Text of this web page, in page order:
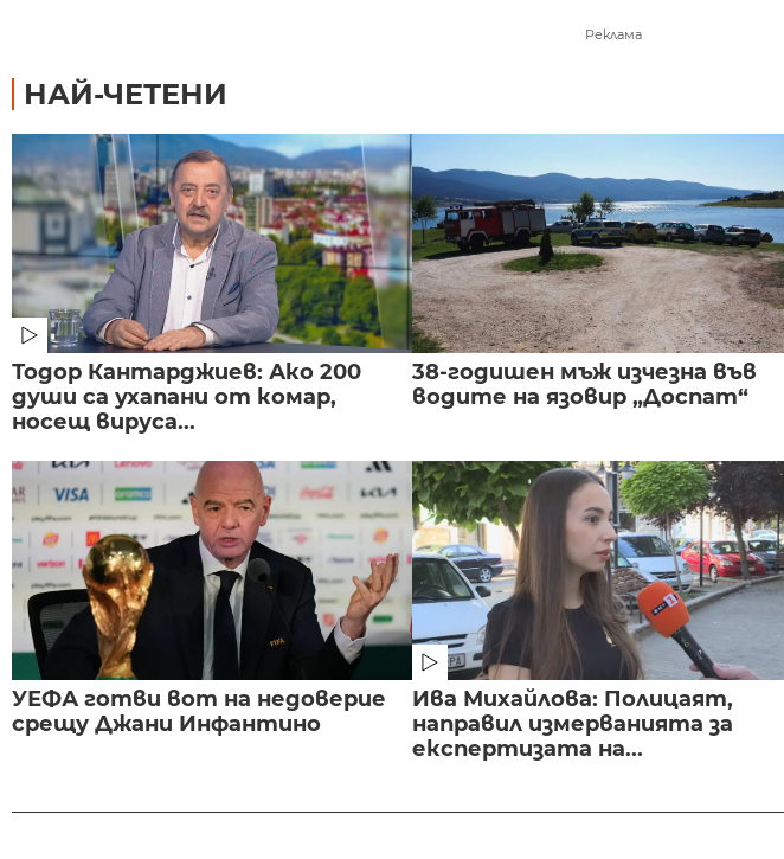
Реклама
НАЙ-ЧЕТЕНИ
Тодор Кантарджиев: Ако 200
души са ухапани от комар,
носещ вируса...
38-годишен мъж изчезна във
водите на язовир „Доспат“
УЕФА готви вот на недоверие
срещу Джани Инфантино
Ива Михайлова: Полицаят,
направил измерванията за
експертизата на...